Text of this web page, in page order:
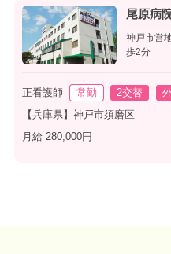
尾原病
神戸市営
歩2分
正看護師 常勤 2交替
【兵庫県】神戸市須磨区
月給 280,000円